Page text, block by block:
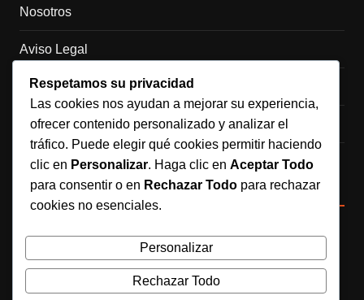
Nosotros
Aviso Legal
Política de Cookies
Política de Privacidad
Contacto
Redes sociales
Síguenos en Instagram
Respetamos su privacidad
Las cookies nos ayudan a mejorar su experiencia,
ofrecer contenido personalizado y analizar el
tráfico. Puede elegir qué cookies permitir haciendo
clic en Personalizar. Haga clic en Aceptar Todo
para consentir o en Rechazar Todo para rechazar
cookies no esenciales.
Personalizar
Rechazar Todo